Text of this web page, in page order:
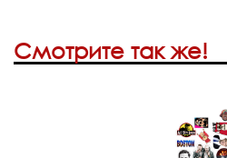
Смотрите так же!